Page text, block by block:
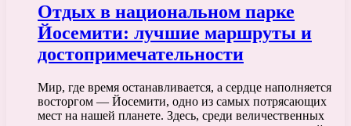
Отдых в национальном парке
Йосемити: лучшие маршруты и
достопримечательности
Мир, где время останавливается, а сердце наполняется
восторгом — Йосемити, одно из самых потрясающих
мест на нашей планете. Здесь, среди величественных